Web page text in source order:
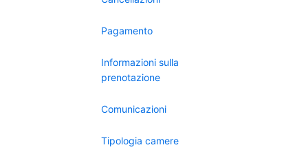
Pagamento
Informazioni sulla
prenotazione
Comunicazioni
Tipologia camere